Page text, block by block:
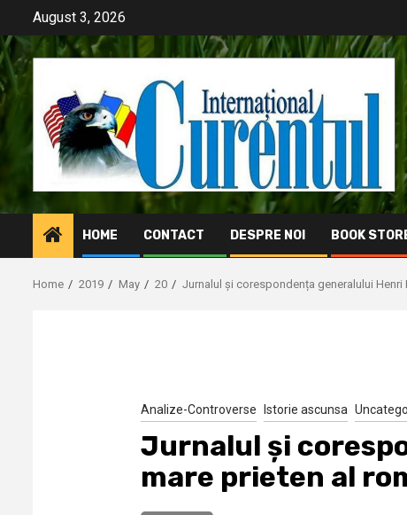
content
August 3, 2026
HOME CONTACT DESPRE NOI BOOK
Home 2019 May 20 Jurnalul și corespondența generalului
Analize-Controverse Istorie ascunsa
Jurnalul și
mare prieten al